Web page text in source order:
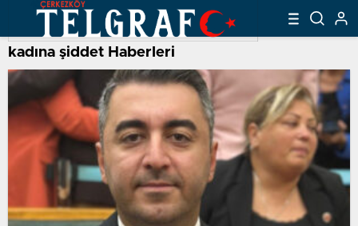
kadına şiddet Haberleri